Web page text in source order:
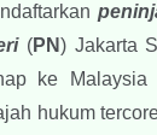
(PN) Jakarta
ke
hukum